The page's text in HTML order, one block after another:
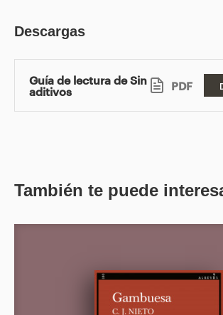
Descargas
Guía de lectura de Sin
aditivos PDF
También te puede